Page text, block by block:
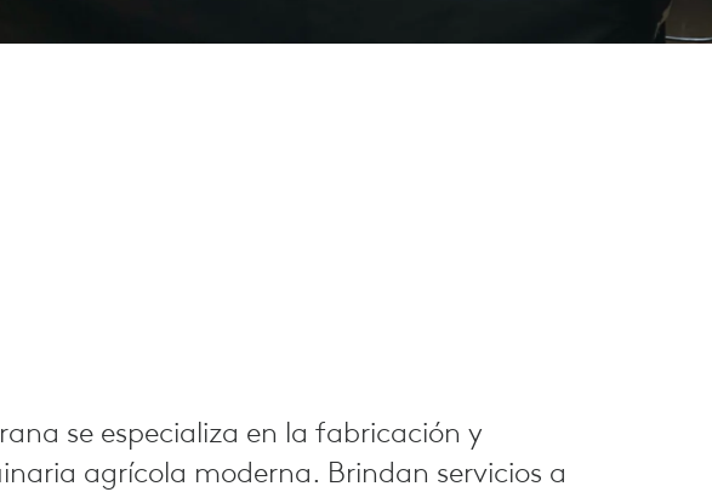
se especializa en la fabricación y
agrícola moderna. Brindan servicios a